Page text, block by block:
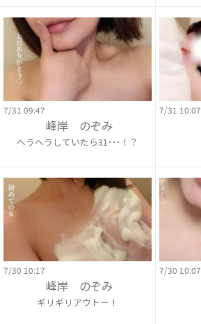
7/31 09:47
峰岸 のぞみ
ヘラヘラしていたら31･･･！？
7/31 10:07
7/30 10:17
峰岸 のぞみ
ギリギリアウトー！
7/30 10:07